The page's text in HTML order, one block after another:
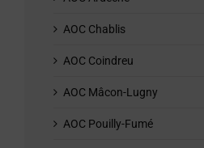
AOC Chablis
AOC Coindreu
AOC Mâcon-Lugny
AOC Pouilly-Fumé